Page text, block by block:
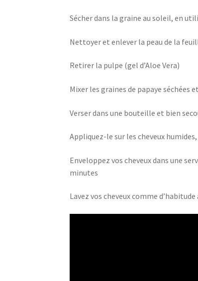
Sécher dans la graine au soleil, en
Nettoyer et enlever la peau de la
Retirer la pulpe (gel d’Aloe Vera)
Mixer les graines de papaye séchées
Verser dans une bouteille et bien
Appliquez-le sur les cheveux
Enveloppez vos cheveux dans une
minutes
Lavez vos cheveux comme